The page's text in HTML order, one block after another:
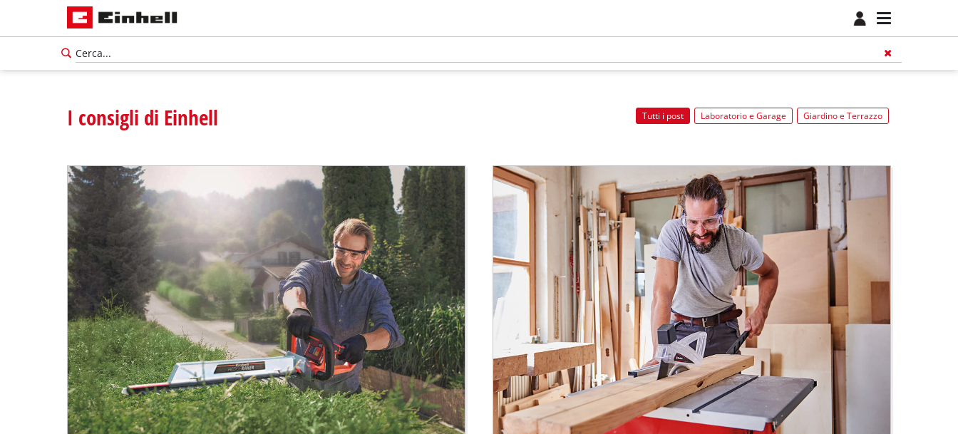
Italiano
Tutti i post Laboratorio e Garage Giardino e Terrazzo
I consigli di Einhell